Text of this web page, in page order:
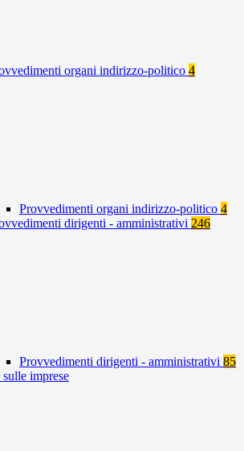
organi indirizzo-politico 4
Provvedimenti organi indirizzo-politico 4
dirigenti - amministrativi 246
Provvedimenti dirigenti - amministrativi 85
imprese